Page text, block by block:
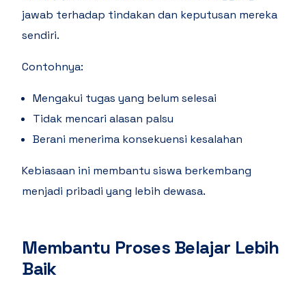
jawab terhadap tindakan dan keputusan mereka
sendiri.
Contohnya:
Mengakui tugas yang belum selesai
Tidak mencari alasan palsu
Berani menerima konsekuensi kesalahan
Kebiasaan ini membantu siswa berkembang
menjadi pribadi yang lebih dewasa.
Membantu Proses Belajar Lebih
Baik